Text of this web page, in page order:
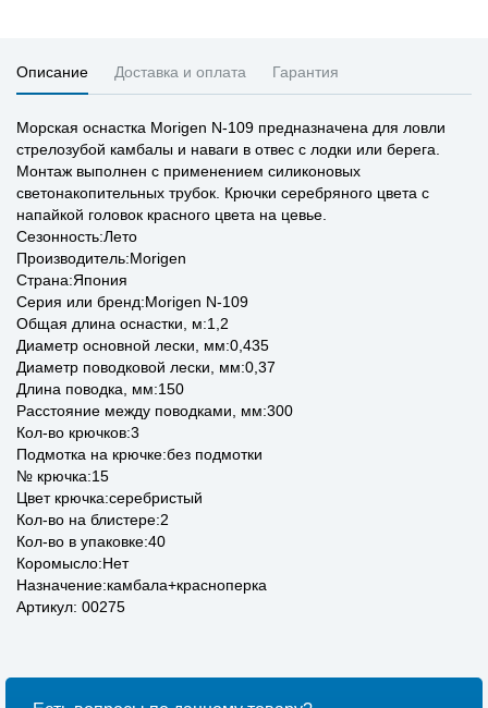
Описание Доставка и оплата Гарантия
Морская оснастка Morigen N-109 предназначена для ловли
стрелозубой камбалы и наваги в отвес с лодки или берега.
Монтаж выполнен с применением силиконовых
светонакопительных трубок. Крючки серебряного цвета с
напайкой головок красного цвета на цевье.
Сезонность:Лето
Производитель:Morigen
Страна:Япония
Серия или бренд:Morigen N-109
Общая длина оснастки, м:1,2
Диаметр основной лески, мм:0,435
Диаметр поводковой лески, мм:0,37
Длина поводка, мм:150
Расстояние между поводками, мм:300
Кол-во крючков:3
Подмотка на крючке:без подмотки
№ крючка:15
Цвет крючка:серебристый
Кол-во на блистере:2
Кол-во в упаковке:40
Коромысло:Нет
Назначение:камбала+красноперка
Артикул: 00275